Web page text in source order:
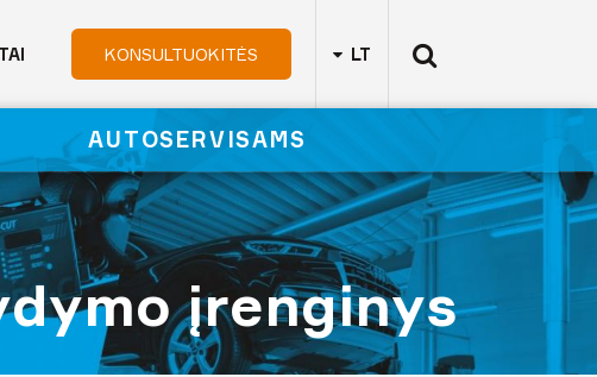
KONSULTUOKITĖS LT
AUTOSERVISAMS
įrenginys